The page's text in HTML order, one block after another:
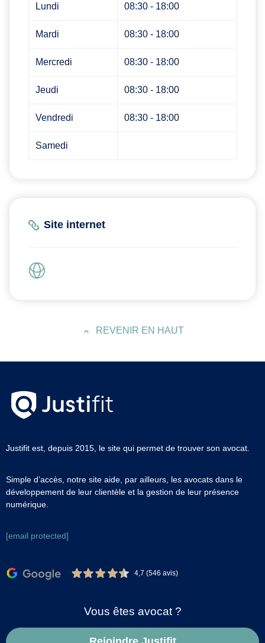
Lundi 08:30 - 18:00
Mardi 08:30 - 18:00
Mercredi 08:30 - 18:00
Jeudi 08:30 - 18:00
Vendredi 08:30 - 18:00
Samedi
Site internet
REVENIR EN HAUT
Justifit est, depuis 2015, le site qui permet de trouver son avocat.
Simple d’accès, notre site aide, par ailleurs, les avocats dans le
développement de leur clientèle et la gestion de leur présence
numérique.
[email protected]
4,7 (546 avis)
Vous êtes avocat ?